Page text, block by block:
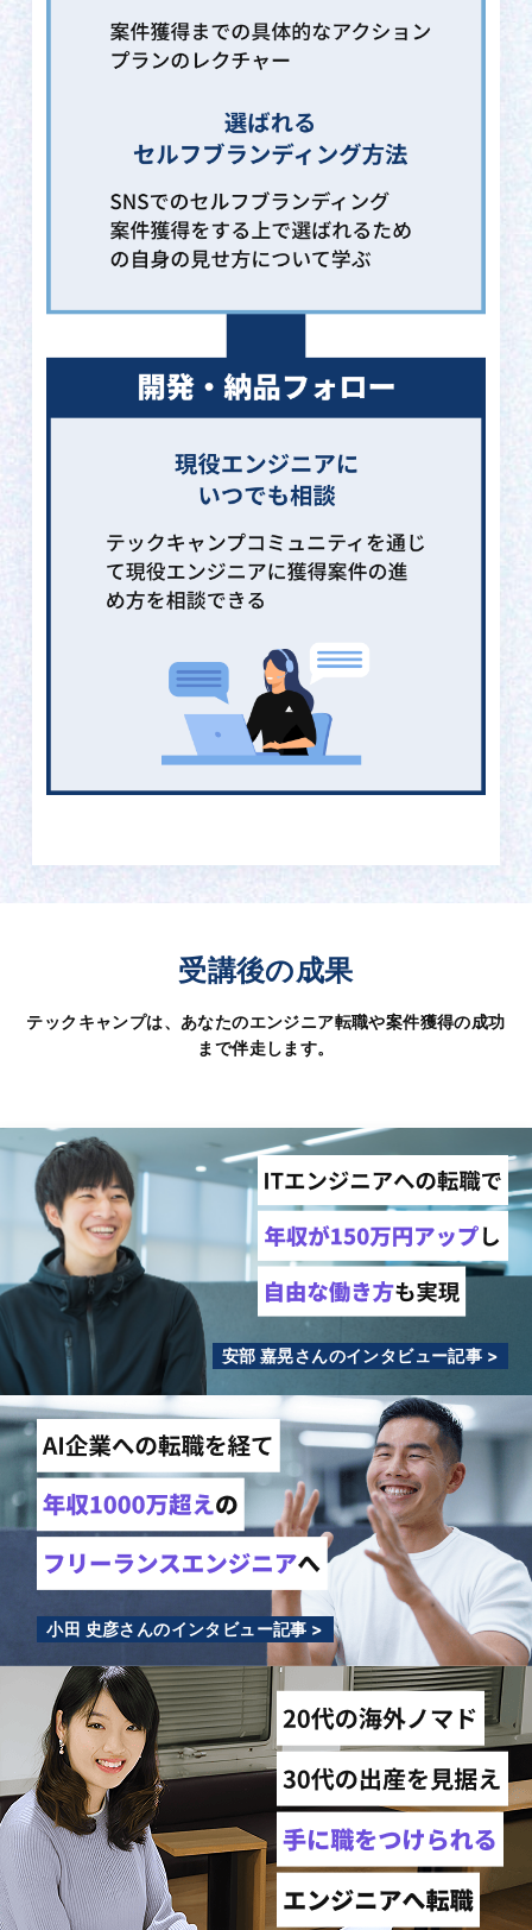
受講後の成果
テックキャンプは、あなたのエンジニア転職や案件獲得の成功
まで伴走します。
安部 嘉晃さんのインタビュー記事 >
小田 史彦さんのインタビュー記事 >